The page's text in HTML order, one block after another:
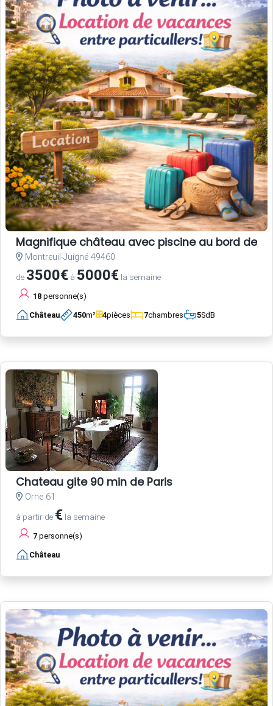
Magnifique château avec piscine au bord de la
Montreuil-Juigné 49460
de 3500€ à 5000€ la semaine
18 personne(s)
Château 450m² 4pièces 7chambres 5SdB
Chateau gite 90 min de Paris
Orne 61
à partir de € la semaine
7 personne(s)
Château